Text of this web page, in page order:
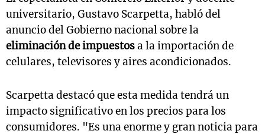
universitario, Gustavo Scarpetta, habló del
anuncio del Gobierno nacional sobre la
eliminación de impuestosa la importación de
celulares, televisores y aires acondicionados.
Scarpetta destacó que esta medida tendrá un
impacto significativo en los precios para los
consumidores. "Es una enorme y gran noticia para